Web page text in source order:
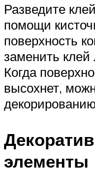
Разведите
помощи
поверхность
заменить клей
Когда
высохнет,
элементы